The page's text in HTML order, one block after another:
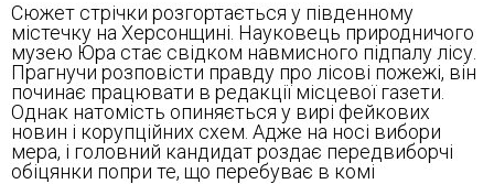
Сюжет стрічки розгортається у південному
містечку на Херсонщині. Науковець природничого
музею Юра стає свідком навмисного підпалу лісу.
Прагнучи розповісти правду про лісові пожежі, він
починає працювати в редакції місцевої газети.
Однак натомість опиняється у вирі фейкових
новин і корупційних схем. Адже на носі вибори
мера, і головний кандидат роздає передвиборчі
обіцянки попри те, що перебуває в комі